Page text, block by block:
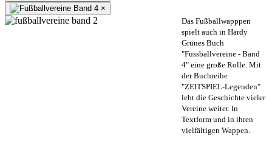
×
Das Fußballwapppen
spielt auch in Hardy
Grünes Buch
"Fussballvereine - Band
4" eine große Rolle. Mit
der Buchreihe
"ZEITSPIEL-Legenden"
lebt die Geschichte vieler
Vereine weiter. In
Textform und in ihren
vielfältigen Wappen.